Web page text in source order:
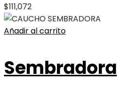
$111,072
Añadir al carrito
Sembradora